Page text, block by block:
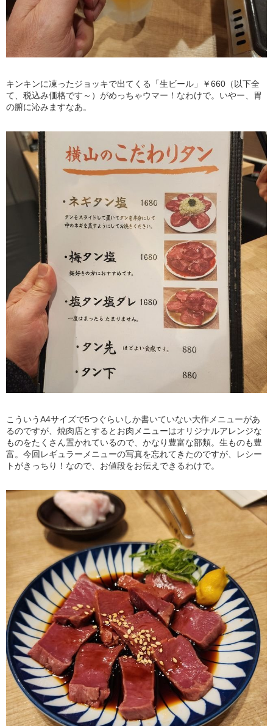
キンキンに凍ったジョッキで出てくる「生ビール」￥660（以下全
て、税込み価格です～）がめっちゃウマー！なわけで。いやー、胃
の腑に沁みますなあ。
こういうA4サイズで5つぐらいしか書いていない大作メニューがあ
るのですが、焼肉店とするとお肉メニューはオリジナルアレンジな
ものをたくさん置かれているので、かなり豊富な部類。生ものも豊
富。今回レギュラーメニューの写真を忘れてきたのですが、レシー
トがきっちり！なので、お値段をお伝えできるわけで。